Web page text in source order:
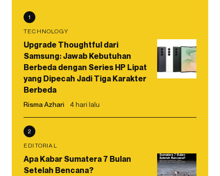
1
TECHNOLOGY
Upgrade Thoughtful dari
Samsung: Jawab Kebutuhan
Berbeda dengan Series HP Lipat
yang Dipecah Jadi Tiga Karakter
Berbeda
Risma Azhari 4 hari lalu
2
EDITORIAL
Apa Kabar Sumatera 7 Bulan
Setelah Bencana?